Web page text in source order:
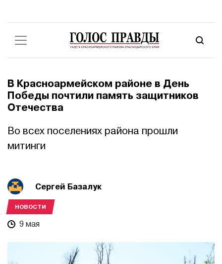
В Красноармейском районе в День
Победы почтили память защитников
Отечества
Во всех поселениях района прошли
митинги
Сергей Базалук
НОВОСТИ
9 мая